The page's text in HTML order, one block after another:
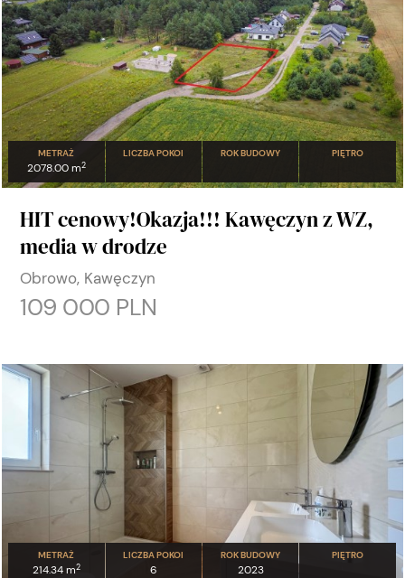
METRAŻ
2078.00 m2
LICZBA POKOI ROK BUDOWY PIĘTRO
HIT cenowy!Okazja!!! Kawęczyn z WZ,
media w drodze
Obrowo, Kawęczyn
109 000 PLN
METRAŻ
214.34 m2
LICZBA POKOI
6
ROK BUDOWY
2023
PIĘTRO